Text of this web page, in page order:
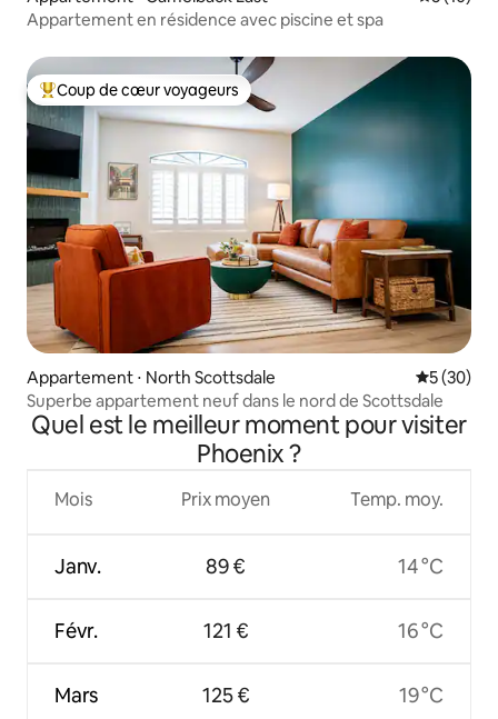
Appartement en résidence avec piscine et spa
Coups de cœur voyageurs les plus appréciés
Coup de cœur voyageurs
Appartement ⋅ North Scottsdale
5 (30)
Superbe appartement neuf dans le nord de Scottsdale
Quel est le meilleur moment pour visiter
Phoenix ?
Mois
Janv.
Févr.
Mars
Prix moyen
89 €
121 €
125 €
Temp. moy.
14 °C
16 °C
19 °C